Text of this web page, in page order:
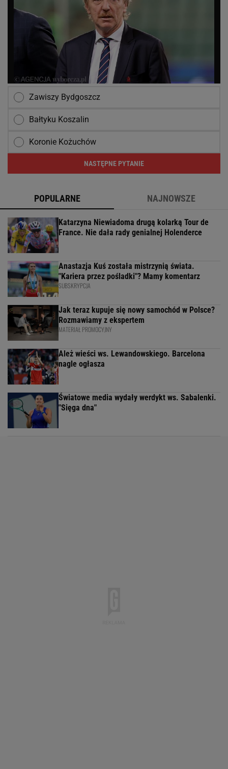
Zawiszy Bydgoszcz
Bałtyku Koszalin
Koronie Kożuchów
NASTĘPNE PYTANIE
POPULARNE NAJNOWSZE
Katarzyna Niewiadoma drugą kolarką Tour de
France. Nie dała rady genialnej Holenderce
Anastazja Kuś została mistrzynią świata.
"Kariera przez pośladki"? Mamy komentarz
SUBSKRYPCJA
Jak teraz kupuje się nowy samochód w Polsce?
Rozmawiamy z ekspertem
MATERIAŁ PROMOCYJNY
Ależ wieści ws. Lewandowskiego. Barcelona
nagle ogłasza
Światowe media wydały werdykt ws. Sabalenki.
"Sięga dna"